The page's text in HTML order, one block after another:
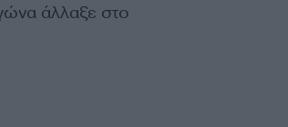
άλλαξε στο